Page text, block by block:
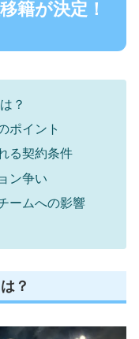
籍が決定！
？
ポイント
る契約条件
ン争い
ームへの影響
？